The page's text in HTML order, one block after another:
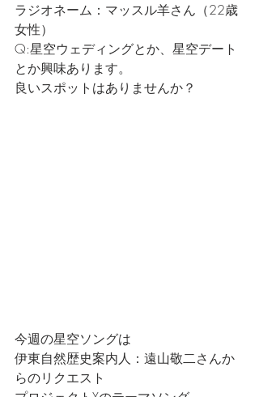
ラジオネーム：マッスル羊さん（22歳
女性）
Q:星空ウェディングとか、星空デート
とか興味あります。
良いスポットはありませんか？
今週の星空ソングは
伊東自然歴史案内人：遠山敬二さんか
らのリクエスト